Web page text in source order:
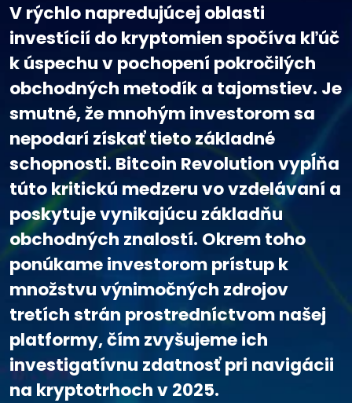
V rýchlo napredujúcej oblasti
investícií do kryptomien spočíva kľúč
k úspechu v pochopení pokročilých
obchodných metodík a tajomstiev. Je
smutné, že mnohým investorom sa
nepodarí získať tieto základné
schopnosti. Bitcoin Revolution vypĺňa
túto kritickú medzeru vo vzdelávaní a
poskytuje vynikajúcu základňu
obchodných znalostí. Okrem toho
ponúkame investorom prístup k
množstvu výnimočných zdrojov
tretích strán prostredníctvom našej
platformy, čím zvyšujeme ich
investigatívnu zdatnosť pri navigácii
na kryptotrhoch v 2025.